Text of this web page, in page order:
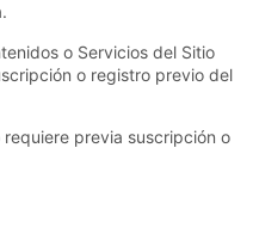
o Servicios del Sitio
o registro previo del
previa suscripción o